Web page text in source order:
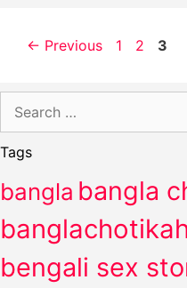
← Previous Page
1 Page
2 Page
3
for:
Tags
bangla bangla
bengali sex